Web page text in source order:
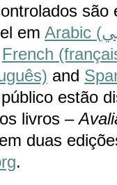
em
French
and
estão
livros –
duas
.